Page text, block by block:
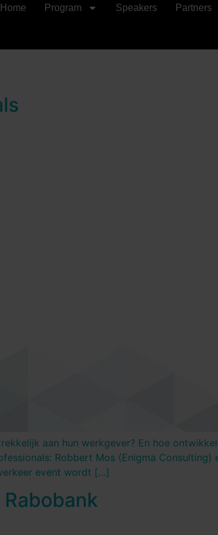
Home Program Speakers Partners
aan hun werkgever? En hoe
Robbert Mos (Enigma Consulting)
event wordt […]